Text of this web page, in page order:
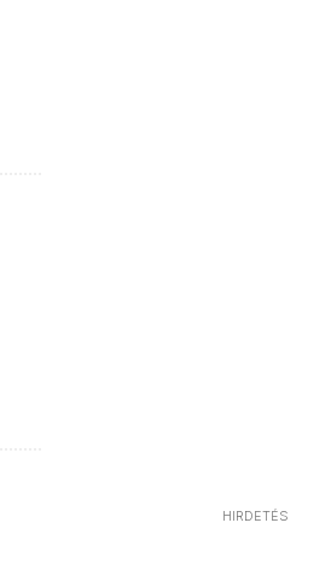
HIRDETÉS